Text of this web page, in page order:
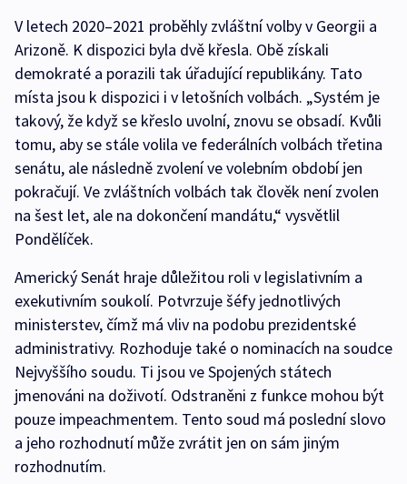
V letech 2020–2021 proběhly zvláštní volby v Georgii a
Arizoně. K dispozici byla dvě křesla. Obě získali
demokraté a porazili tak úřadující republikány. Tato
místa jsou k dispozici i v letošních volbách. „Systém je
takový, že když se křeslo uvolní, znovu se obsadí. Kvůli
tomu, aby se stále volila ve federálních volbách třetina
senátu, ale následně zvolení ve volebním období jen
pokračují. Ve zvláštních volbách tak člověk není zvolen
na šest let, ale na dokončení mandátu,“ vysvětlil
Pondělíček.
Americký Senát hraje důležitou roli v legislativním a
exekutivním soukolí. Potvrzuje šéfy jednotlivých
ministerstev, čímž má vliv na podobu prezidentské
administrativy. Rozhoduje také o nominacích na soudce
Nejvyššího soudu. Ti jsou ve Spojených státech
jmenováni na doživotí. Odstraněni z funkce mohou být
pouze impeachmentem. Tento soud má poslední slovo
a jeho rozhodnutí může zvrátit jen on sám jiným
rozhodnutím.